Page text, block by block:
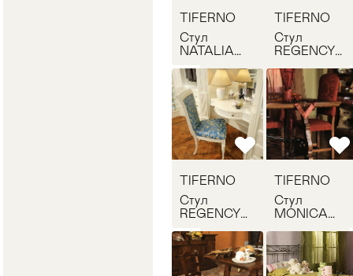
TIFERNO
Стул
NATALIA
3517
TIFERNO
Стул
REGENCY
COMP002
TIFERNO
Стул
REGENCY
COMP003
TIFERNO
Стул
MONICA
3548